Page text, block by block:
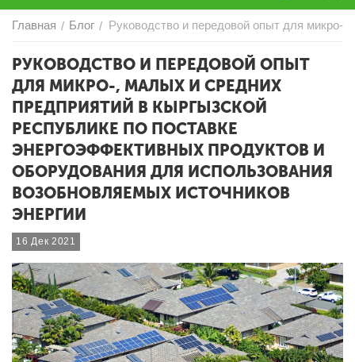
Главная / Блог / Руководство и передовой опыт для микро-,
РУКОВОДСТВО И ПЕРЕДОВОЙ ОПЫТ
ДЛЯ МИКРО-, МАЛЫХ И СРЕДНИХ
ПРЕДПРИЯТИЙ В КЫРГЫЗСКОЙ
РЕСПУБЛИКЕ ПО ПОСТАВКЕ
ЭНЕРГОЭФФЕКТИВНЫХ ПРОДУКТОВ И
ОБОРУДОВАНИЯ ДЛЯ ИСПОЛЬЗОВАНИЯ
ВОЗОБНОВЛЯЕМЫХ ИСТОЧНИКОВ
ЭНЕРГИИ
16 Дек 2021